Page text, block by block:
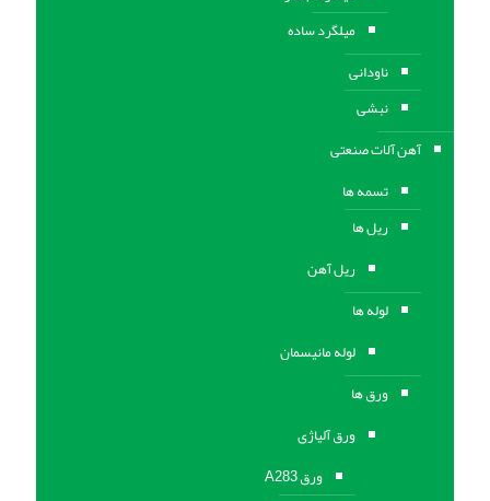
میلگرد ساده
ناودانی
نبشی
آهن آلات صنعتی
تسمه ها
ریل ها
ریل آهن
لوله ها
لوله مانیسمان
ورق ها
ورق آلیاژی
ورق A283